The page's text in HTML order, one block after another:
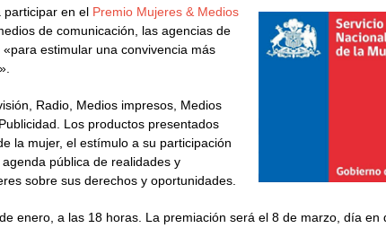
participar en el Premio Mujeres & Medios
de comunicación, las agencias de
estimular una convivencia más
Radio, Medios impresos, Medios
Los productos presentados
la mujer, el estímulo a su participación
pública de realidades y
sobre sus derechos y oportunidades.
enero, a las 18 horas. La premiación será el 8 de marzo, día en